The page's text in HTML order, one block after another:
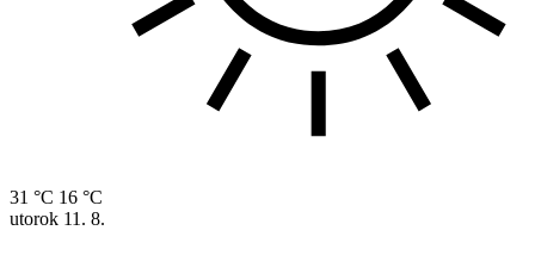
31 °C 16 °C
utorok 11. 8.